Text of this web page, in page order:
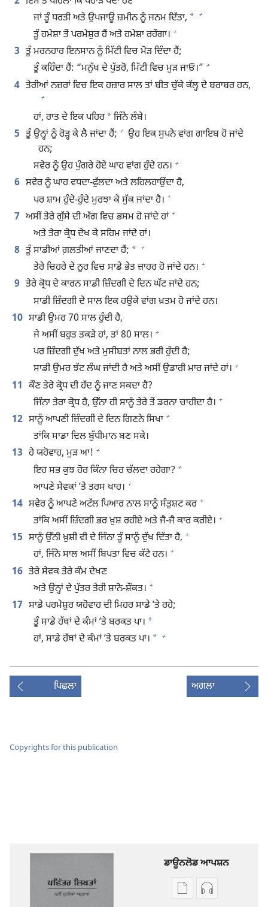
ਜਾਂ ਤੂੰ ਧਰਤੀ ਅਤੇ ਉਪਜਾਊ ਜ਼ਮੀਨ ਨੂੰ ਜਨਮ ਦਿੱਤਾ, * +
ਤੂੰ ਹਮੇਸ਼ਾ ਤੋਂ ਪਰਮੇਸ਼ੁਰ ਹੈਂ ਅਤੇ ਹਮੇਸ਼ਾ ਰਹੇਂਗਾ। +
3 ਤੂੰ ਮਰਨਹਾਰ ਇਨਸਾਨ ਨੂੰ ਮਿੱਟੀ ਵਿਚ ਮੋੜ ਦਿੰਦਾ ਹੈਂ;
ਤੂੰ ਕਹਿੰਦਾ ਹੈਂ: “ਮਨੁੱਖ ਦੇ ਪੁੱਤਰੋ, ਮਿੱਟੀ ਵਿਚ ਮੁੜ ਜਾਓ।” +
4 ਤੇਰੀਆਂ ਨਜ਼ਰਾਂ ਵਿਚ ਇਕ ਹਜ਼ਾਰ ਸਾਲ ਤਾਂ ਬੀਤ ਚੁੱਕੇ ਕੱਲ੍ਹ ਦੇ ਬਰਾਬਰ ਹਨ,
+
ਹਾਂ, ਰਾਤ ਦੇ ਇਕ ਪਹਿਰ *ਜਿੰਨੇ ਲੰਬੇ।
5 ਤੂੰ ਉਨ੍ਹਾਂ ਨੂੰ ਰੋੜ੍ਹ ਕੇ ਲੈ ਜਾਂਦਾ ਹੈਂ; + ਉਹ ਇਕ ਸੁਪਨੇ ਵਾਂਗ ਗਾਇਬ ਹੋ ਜਾਂਦੇ
ਹਨ;
ਸਵੇਰ ਨੂੰ ਉਹ ਪੁੰਗਰੇ ਹੋਏ ਘਾਹ ਵਾਂਗ ਹੁੰਦੇ ਹਨ। +
6 ਸਵੇਰ ਨੂੰ ਘਾਹ ਵਧਦਾ-ਫੁੱਲਦਾ ਅਤੇ ਲਹਿਲਹਾਉਂਦਾ ਹੈ,
ਪਰ ਸ਼ਾਮ ਹੁੰਦੇ-ਹੁੰਦੇ ਮੁਰਝਾ ਕੇ ਸੁੱਕ ਜਾਂਦਾ ਹੈ। +
7 ਅਸੀਂ ਤੇਰੇ ਗੁੱਸੇ ਦੀ ਅੱਗ ਵਿਚ ਭਸਮ ਹੋ ਜਾਂਦੇ ਹਾਂ +
ਅਤੇ ਤੇਰਾ ਕ੍ਰੋਧ ਦੇਖ ਕੇ ਸਹਿਮ ਜਾਂਦੇ ਹਾਂ।
8 ਤੂੰ ਸਾਡੀਆਂ ਗ਼ਲਤੀਆਂ ਜਾਣਦਾ ਹੈਂ; * +
ਤੇਰੇ ਚਿਹਰੇ ਦੇ ਨੂਰ ਵਿਚ ਸਾਡੇ ਭੇਤ ਜ਼ਾਹਰ ਹੋ ਜਾਂਦੇ ਹਨ। +
9 ਤੇਰੇ ਕ੍ਰੋਧ ਦੇ ਕਾਰਨ ਸਾਡੀ ਜ਼ਿੰਦਗੀ ਦੇ ਦਿਨ ਘੱਟ ਜਾਂਦੇ ਹਨ;
ਸਾਡੀ ਜ਼ਿੰਦਗੀ ਦੇ ਸਾਲ ਇਕ ਹਉਕੇ ਵਾਂਗ ਖ਼ਤਮ ਹੋ ਜਾਂਦੇ ਹਨ।
10 ਸਾਡੀ ਉਮਰ 70 ਸਾਲ ਹੁੰਦੀ ਹੈ,
ਜੇ ਅਸੀਂ ਬਹੁਤ ਤਕੜੇ ਹਾਂ, ਤਾਂ 80 ਸਾਲ। +
ਪਰ ਜ਼ਿੰਦਗੀ ਦੁੱਖ ਅਤੇ ਮੁਸੀਬਤਾਂ ਨਾਲ ਭਰੀ ਹੁੰਦੀ ਹੈ;
ਸਾਡੀ ਉਮਰ ਝੱਟ ਲੰਘ ਜਾਂਦੀ ਹੈ ਅਤੇ ਅਸੀਂ ਉਡਾਰੀ ਮਾਰ ਜਾਂਦੇ ਹਾਂ। +
11 ਕੌਣ ਤੇਰੇ ਕ੍ਰੋਧ ਦੀ ਹੱਦ ਨੂੰ ਜਾਣ ਸਕਦਾ ਹੈ?
ਜਿੰਨਾ ਤੇਰਾ ਕ੍ਰੋਧ ਹੈ, ਉੱਨਾ ਹੀ ਸਾਨੂੰ ਤੇਰੇ ਤੋਂ ਡਰਨਾ ਚਾਹੀਦਾ ਹੈ। +
12 ਸਾਨੂੰ ਆਪਣੀ ਜ਼ਿੰਦਗੀ ਦੇ ਦਿਨ ਗਿਣਨੇ ਸਿਖਾ +
ਤਾਂਕਿ ਸਾਡਾ ਦਿਲ ਬੁੱਧੀਮਾਨ ਬਣ ਸਕੇ।
13 ਹੇ ਯਹੋਵਾਹ, ਮੁੜ ਆ! +
ਇਹ ਸਭ ਕੁਝ ਹੋਰ ਕਿੰਨਾ ਚਿਰ ਚੱਲਦਾ ਰਹੇਗਾ? +
ਆਪਣੇ ਸੇਵਕਾਂ ʼਤੇ ਤਰਸ ਖਾਹ। +
14 ਸਵੇਰ ਨੂੰ ਆਪਣੇ ਅਟੱਲ ਪਿਆਰ ਨਾਲ ਸਾਨੂੰ ਸੰਤੁਸ਼ਟ ਕਰ +
ਤਾਂਕਿ ਅਸੀਂ ਜ਼ਿੰਦਗੀ ਭਰ ਖ਼ੁਸ਼ ਰਹੀਏ ਅਤੇ ਜੈ-ਜੈ ਕਾਰ ਕਰੀਏ। +
15 ਸਾਨੂੰ ਉੱਨੀ ਖ਼ੁਸ਼ੀ ਵੀ ਦੇ ਜਿੰਨਾ ਤੂੰ ਸਾਨੂੰ ਦੁੱਖ ਦਿੱਤਾ ਹੈ, +
ਹਾਂ, ਜਿੰਨੇ ਸਾਲ ਅਸੀਂ ਬਿਪਤਾ ਵਿਚ ਕੱਟੇ ਹਨ। +
16 ਤੇਰੇ ਸੇਵਕ ਤੇਰੇ ਕੰਮ ਦੇਖਣ
ਅਤੇ ਉਨ੍ਹਾਂ ਦੇ ਪੁੱਤਰ ਤੇਰੀ ਸ਼ਾਨੋ-ਸ਼ੌਕਤ। +
17 ਸਾਡੇ ਪਰਮੇਸ਼ੁਰ ਯਹੋਵਾਹ ਦੀ ਮਿਹਰ ਸਾਡੇ ʼਤੇ ਰਹੇ;
ਤੂੰ ਸਾਡੇ ਹੱਥਾਂ ਦੇ ਕੰਮਾਂ ʼਤੇ ਬਰਕਤ ਪਾ। *
ਹਾਂ, ਸਾਡੇ ਹੱਥਾਂ ਦੇ ਕੰਮਾਂ ʼਤੇ ਬਰਕਤ ਪਾ। * +
ਪਿਛਲਾ ਅਗਲਾ
Copyrights for this publication
ਡਾਊਨਲੋਡ ਆਪਸ਼ਨ
ਡਿਜੀਟਲਆਡੀਓ